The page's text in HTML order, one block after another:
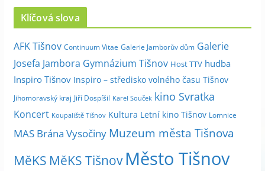
c
v
d
l
e
m
s
í
Klíčová slova
AFK Tišnov Continuum Vitae Galerie Jamborův dům Galerie
Josefa Jambora Gymnázium Tišnov Host TTV hudba
Inspiro Tišnov Inspiro – středisko volného času Tišnov
Jihomoravský kraj Jiří Dospíšil Karel Souček kino Svratka
Koncert Koupaliště Tišnov Kultura Letní kino Tišnov Lomnice
MAS Brána Vysočiny Muzeum města Tišnova
MěKS MěKS Tišnov Město Tišnov